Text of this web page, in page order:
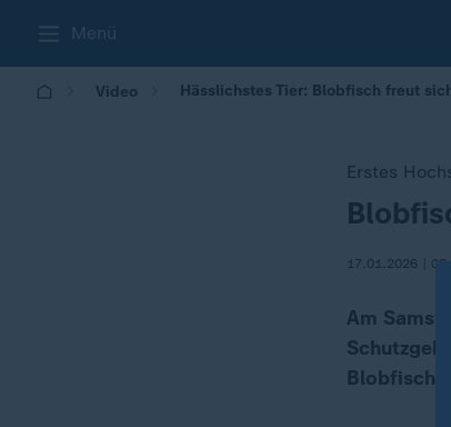
Menü
Video Hässlichstes Tier: Blobfisch freut
Erstes
:
17.01.2026 |
Am
Blobfisch